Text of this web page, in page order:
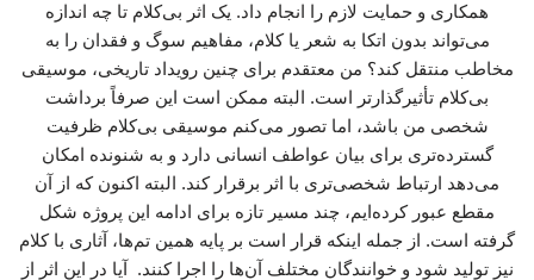
همکاری و حمایت لازم را انجام داد. یک اثر بی‌کلام تا چه اندازه
می‌تواند بدون اتکا به شعر یا کلام، مفاهیم سوگ و فقدان را به
مخاطب منتقل کند؟ من معتقدم برای چنین رویداد تاریخی، موسیقی
بی‌کلام تأثیرگذارتر است. البته ممکن است این صرفاً برداشت
شخصی من باشد، اما تصور می‌کنم موسیقی بی‌کلام ظرفیت
گسترده‌تری برای بیان عواطف انسانی دارد و به شنونده امکان
می‌دهد ارتباط شخصی‌تری با اثر برقرار کند. البته اکنون که از آن
مقطع عبور کرده‌ایم، چند مسیر تازه برای ادامه این پروژه شکل
گرفته است. از جمله اینکه قرار است بر پایه همین تم‌ها، آثاری با کلام
نیز تولید شود و خوانندگان مختلف آن‌ها را اجرا کنند. آیا در این اثر از